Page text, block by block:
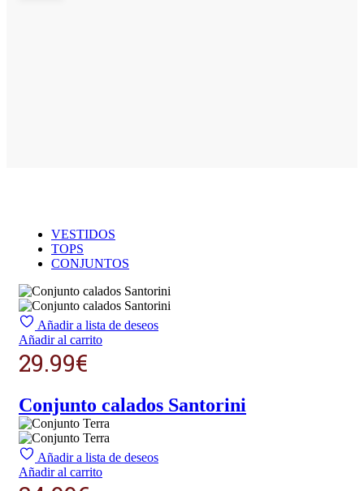
VESTIDOS
TOPS
CONJUNTOS
Añadir a lista de deseos
Añadir al carrito
29.99€
Conjunto calados Santorini
Añadir a lista de deseos
Añadir al carrito